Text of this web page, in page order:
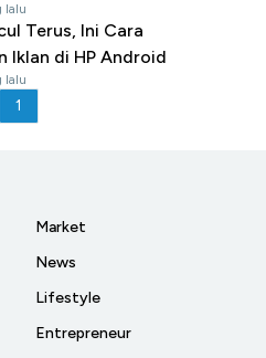
lalu
Terus, Ini Cara
Iklan di HP Android
lalu
1
Market
News
Lifestyle
Entrepreneur